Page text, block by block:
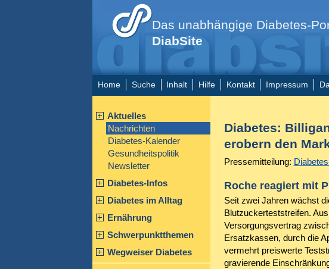
Das unabhängige Diabetes-
DiabSite
Home Suche Inhalt Hilfe Kontakt Impressum
Aktuelles
Nachrichten
Diabetes-Kalender
Gesundheitspolitik
Newsletter
Diabetes-Infos
Diabetes im Alltag
Ernährung
Schwerpunktthemen
Wegweiser Diabetes
Diabetes:
erobern den
Pressemitteilung:
Roche reagiert mit
Seit zwei Jahren wächst
Blutzuckerteststreifen.
Versorgungsvertrag
Ersatzkassen, durch die
vermehrt preiswerte
gravierende